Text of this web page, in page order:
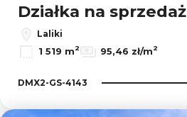
Działka na sprzedaż
Laliki
1 519 m2 95,46 zł/m2
DMX2-GS-4143